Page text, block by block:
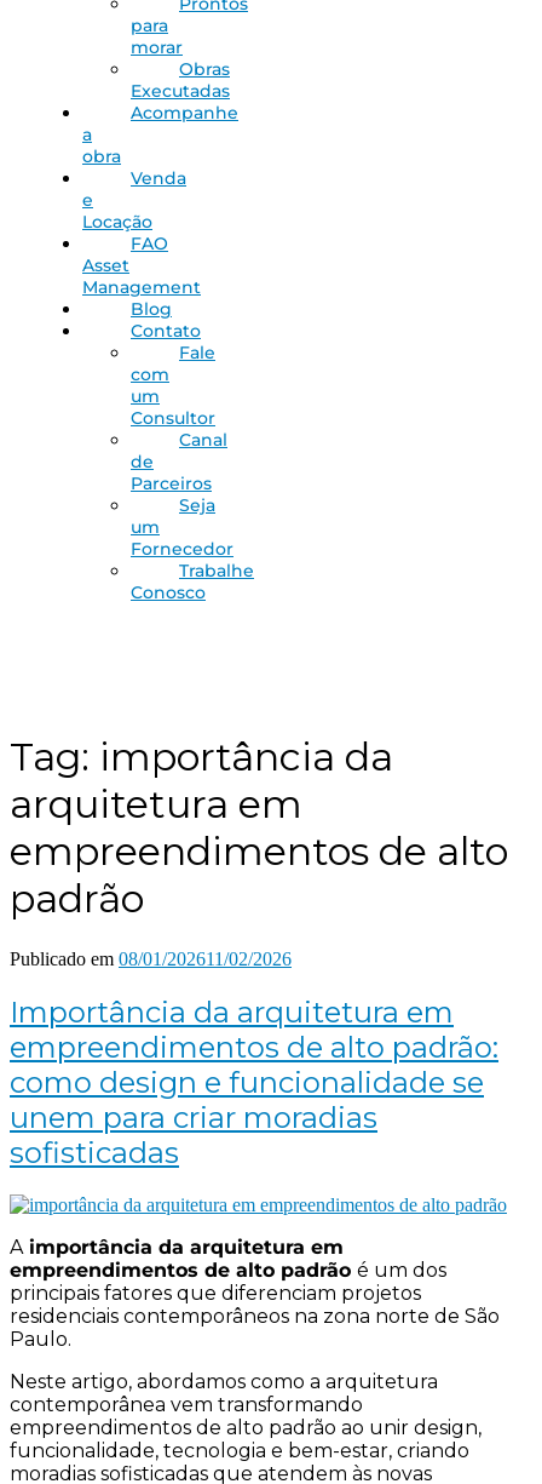
para
morar
Obras
Executadas
Acompanhe
a
obra
Venda
e
Locação
FAO
Asset
Management
Blog
Contato
Fale
com
um
Consultor
Canal
de
Parceiros
Seja
um
Fornecedor
Trabalhe
Conosco
Tag: importância da
arquitetura em
empreendimentos de alto
padrão
Publicado em 08/01/202611/02/2026
Importância da arquitetura em
empreendimentos de alto padrão:
como design e funcionalidade se
unem para criar moradias
sofisticadas
A importância da arquitetura em
empreendimentos de alto padrão é um dos
principais fatores que diferenciam projetos
residenciais contemporâneos na zona norte de São
Paulo.
Neste artigo, abordamos como a arquitetura
contemporânea vem transformando
empreendimentos de alto padrão ao unir design,
funcionalidade, tecnologia e bem-estar, criando
moradias sofisticadas que atendem às novas